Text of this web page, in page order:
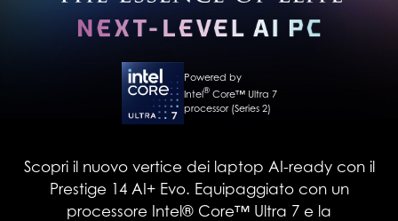
Powered by
Intel®Core™ Ultra 7
processor (Series 2)
Scopri il nuovo vertice dei laptop AI-ready con il
Prestige 14 AI+ Evo. Equipaggiato con un
processore Intel® Core™ Ultra 7 e la